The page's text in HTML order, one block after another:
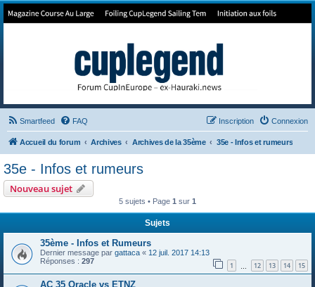
Forum de Cup In Europe
Smartfeed FAQ Connexion
Inscription
Accueil du forum Archives Archives de la 35ème 35e - Infos et rumeurs
35e - Infos et rumeurs
Nouveau sujet
5 sujets • Page 1 sur 1
Sujets
35ème - Infos et Rumeurs
Dernier message par gattaca « 12 juil. 2017 14:13
Réponses : 297 1 12 13 14 15
AC 35 Oracle vs ETNZ